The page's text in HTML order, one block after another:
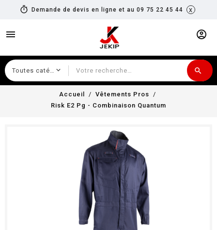
timer Demande de devis en ligne et au 09 75 22 45 44 x
menu account_circle
search
Accueil
Vêtements Pros
Risk E2 Pg - Combinaison Quantum